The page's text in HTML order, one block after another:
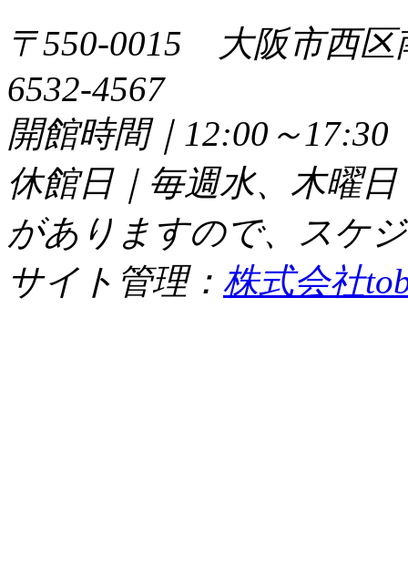
〒550-0015 大阪市西
6532-4567
開館時間｜12:00～
休館日｜毎週水、木曜
がありますので、スケ
サイト管理： 株式会社